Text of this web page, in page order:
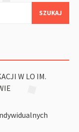
W LO IM.